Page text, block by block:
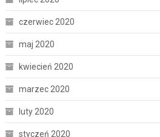
czerwiec 2020
maj 2020
kwiecień 2020
marzec 2020
luty 2020
styczeń 2020